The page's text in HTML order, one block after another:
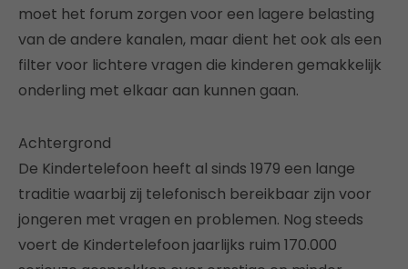
moet het forum zorgen voor een lagere belasting
van de andere kanalen, maar dient het ook als een
filter voor lichtere vragen die kinderen gemakkelijk
onderling met elkaar aan kunnen gaan.
Achtergrond
De Kindertelefoon heeft al sinds 1979 een lange
traditie waarbij zij telefonisch bereikbaar zijn voor
jongeren met vragen en problemen. Nog steeds
voert de Kindertelefoon jaarlijks ruim 170.000